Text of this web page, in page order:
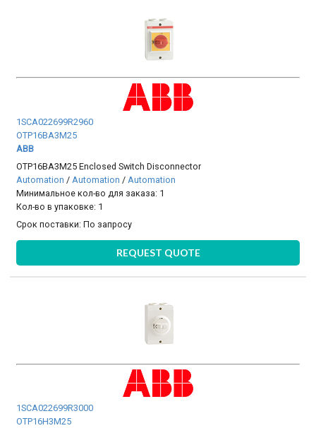
1SCA022699R2960
OTP16BA3M25
ABB
OTP16BA3M25 Enclosed Switch Disconnector
Automation /Automation /Automation
Минимальное кол-во для заказа: 1
Кол-во в упаковке: 1
Срок поставки:По запросу
REQUEST QUOTE
1SCA022699R3000
OTP16H3M25